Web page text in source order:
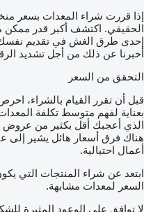
إذا قررت شراء المعدات بسعر
الحقيقي. اكتشف أكبر قدر ممكن
إحدى طرق الغش في تقديم
أخبرنا عن ذلك من أجل تشديد
التحقق من السعر
قبل أن تقرر القيام بالشراء،
بعناية لفهم متوسط تكلفة
الذي أعجبك أقل بكثير من عروض
هناك فرق أسعار هائل يشير إلى
أعمال احتيالية.
ابتعد عن شراء المنتجات التي
السعر لمعدات مشابهة.
لا توافق على الوعود المثيرة